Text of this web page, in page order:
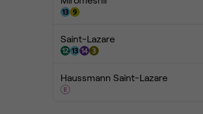
Saint-Lazare
Haussmann Saint-Lazare